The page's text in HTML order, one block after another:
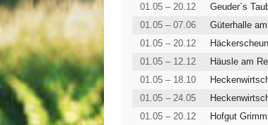
01.05 – 20.12
Geuder`s
01.05 – 07.06
Güterhalle
01.05 – 20.12
01.05 – 12.12
Häusle am
01.05 – 18.10
01.05 – 24.05
01.05 – 20.12
Hofgut